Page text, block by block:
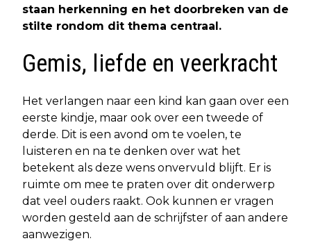
staan herkenning en het doorbreken van de
stilte rondom dit thema centraal.
Gemis, liefde en veerkracht
Het verlangen naar een kind kan gaan over een
eerste kindje, maar ook over een tweede of
derde. Dit is een avond om te voelen, te
luisteren en na te denken over wat het
betekent als deze wens onvervuld blijft. Er is
ruimte om mee te praten over dit onderwerp
dat veel ouders raakt. Ook kunnen er vragen
worden gesteld aan de schrijfster of aan andere
aanwezigen.